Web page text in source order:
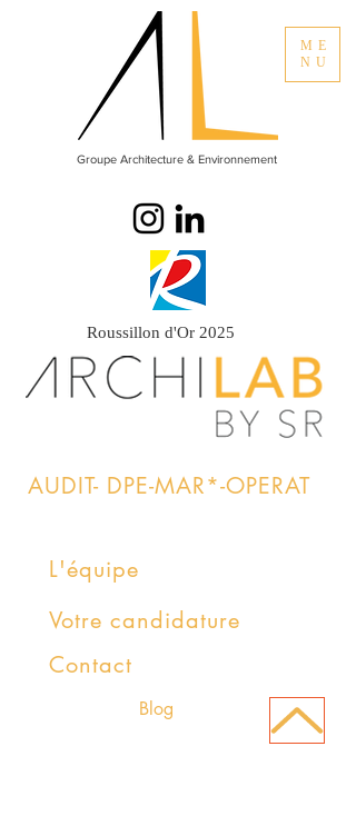
ME
NU
Groupe Architecture & Environnement
L'équipe
Votre candidature
Contact
AUDIT- DPE-MAR*-OPERAT
Blog
Roussillon d'Or 2025